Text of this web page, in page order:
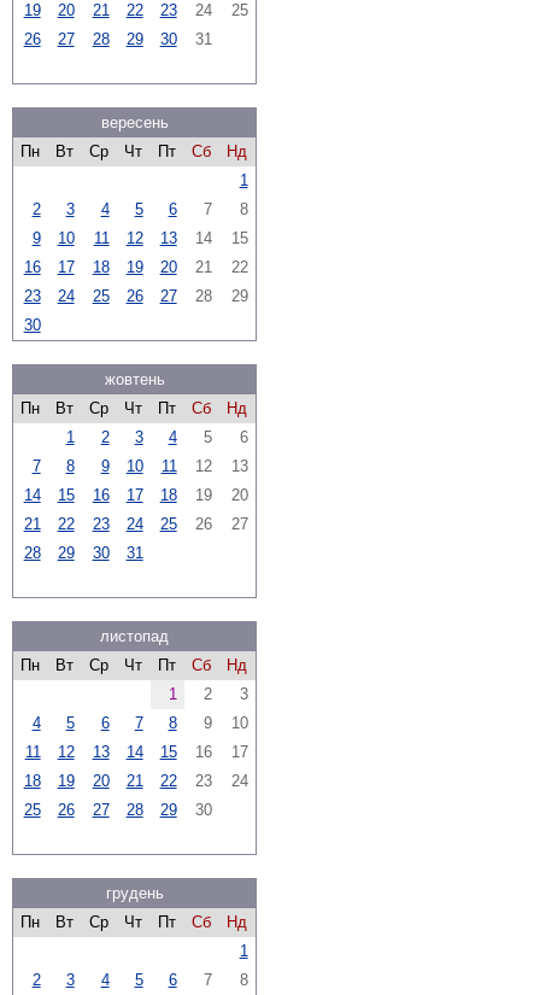
19
20 21 22 23 24
25
26
27 28 29 30 31
вересень
Пн
Вт Ср Чт Пт Сб
Нд
1
2
3 4 5 6 7
8
9
10 11 12 13 14
15
16
17 18 19 20 21
22
23
24 25 26 27 28
29
30
жовтень
Пн
Вт Ср Чт Пт Сб
Нд
1
2 3 4 5
6
7
8 9 10 11 12
13
14
15 16 17 18 19
20
21
22 23 24 25 26
27
28
29 30 31
листопад
Пн
Вт Ср Чт Пт Сб
Нд
1
2
3
4
5 6 7 8 9
10
11
12 13 14 15 16
17
18
19 20 21 22 23
24
25
26 27 28 29 30
грудень
Пн
Вт Ср Чт Пт Сб
Нд
1
2
3 4 5 6 7 8